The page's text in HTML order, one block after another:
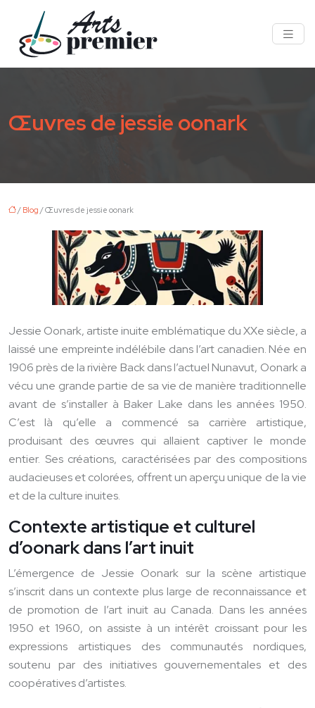
Œuvres de jessie oonark
/ Blog / Œuvres de jessie oonark
Jessie Oonark, artiste inuite emblématique du XXe siècle, a
laissé une empreinte indélébile dans l’art canadien. Née en
1906 près de la rivière Back dans l’actuel Nunavut, Oonark a
vécu une grande partie de sa vie de manière traditionnelle
avant de s’installer à Baker Lake dans les années 1950.
C’est là qu’elle a commencé sa carrière artistique,
produisant des œuvres qui allaient captiver le monde
entier. Ses créations, caractérisées par des compositions
audacieuses et colorées, offrent un aperçu unique de la vie
et de la culture inuites.
Contexte artistique et culturel
d’oonark dans l’art inuit
L’émergence de Jessie Oonark sur la scène artistique
s’inscrit dans un contexte plus large de reconnaissance et
de promotion de l’art inuit au Canada. Dans les années
1950 et 1960, on assiste à un intérêt croissant pour les
expressions artistiques des communautés nordiques,
soutenu par des initiatives gouvernementales et des
coopératives d’artistes.